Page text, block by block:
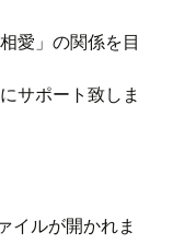
愛」の関係を目
サポート致しま
イルが開かれま